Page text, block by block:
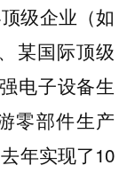
级企业（如
某国际顶级
电子设备生
零部件生产
年实现了10